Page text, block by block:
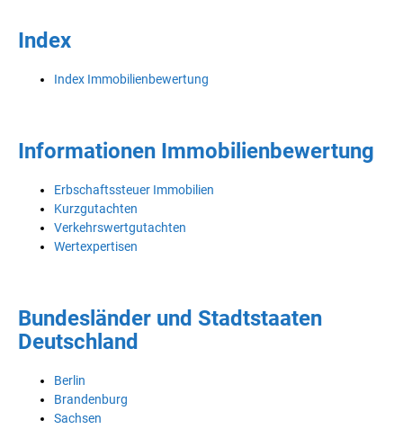
Index
Index Immobilienbewertung
Informationen Immobilienbewertung
Erbschaftssteuer Immobilien
Kurzgutachten
Verkehrswertgutachten
Wertexpertisen
Bundesländer und Stadtstaaten
Deutschland
Berlin
Brandenburg
Sachsen